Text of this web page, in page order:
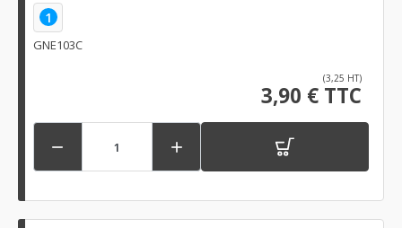
1
GNE103C
(3,25 HT)
3,90 € TTC
 